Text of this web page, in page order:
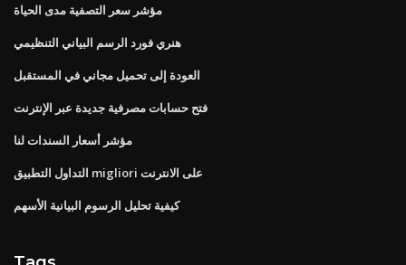
مؤشر سعر التصفية مدى الحياة
هنري فورد الرسم البياني التنظيمي
العودة إلى تحميل مجاني في المستقبل
فتح حسابات مصرفية جديدة عبر الإنترنت
مؤشر أسعار السندات لنا
التداول التطبيق migliori على الانترنت
كيفية تحليل الرسوم البيانية الأسهم